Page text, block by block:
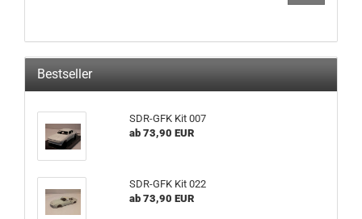
EIN.
Bestseller
SDR-GFK Kit 007
ab 73,90 EUR
SDR-GFK Kit 022
ab 73,90 EUR